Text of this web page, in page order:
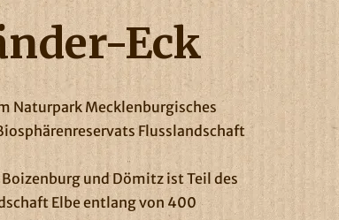
Eck
Naturpark Mecklenburgisches
Flusslandschaft
und Dömitz ist Teil des
Elbe entlang von 400